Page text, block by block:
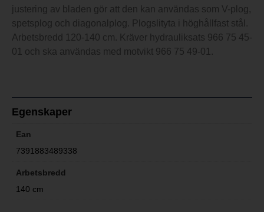
justering av bladen gör att den kan användas som V-plog,
spetsplog och diagonalplog. Plogslityta i höghållfast stål.
Arbetsbredd 120-140 cm. Kräver hydrauliksats 966 75 45-
01 och ska användas med motvikt 966 75 49-01.
Egenskaper
Ean
7391883489338
Arbetsbredd
140 cm